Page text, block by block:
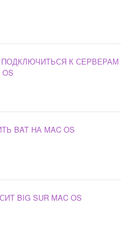
К СЕРВЕРАМ
OS
BAT НА MAC OS
BIG SUR MAC OS